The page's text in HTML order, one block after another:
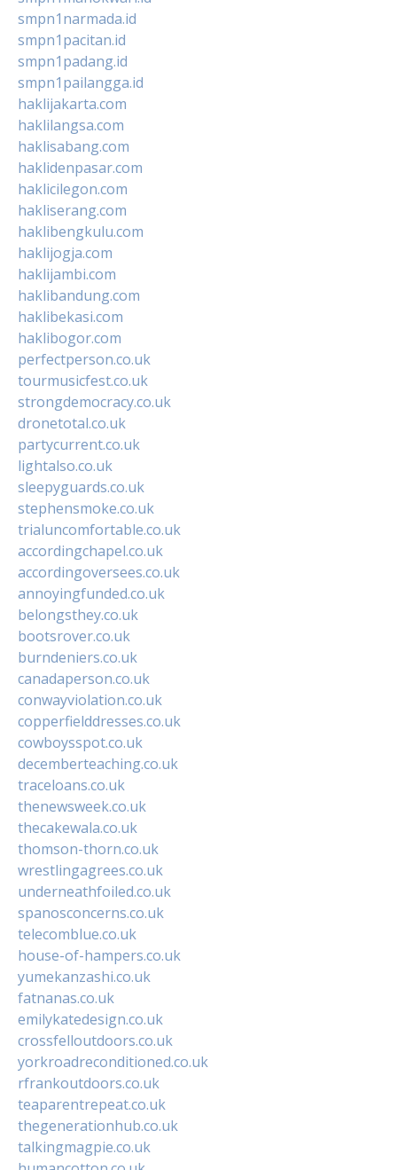
smpn1narmada.id
smpn1pacitan.id
smpn1padang.id
smpn1pailangga.id
haklijakarta.com
haklilangsa.com
haklisabang.com
haklidenpasar.com
haklicilegon.com
hakliserang.com
haklibengkulu.com
haklijogja.com
haklijambi.com
haklibandung.com
haklibekasi.com
haklibogor.com
perfectperson.co.uk
tourmusicfest.co.uk
strongdemocracy.co.uk
dronetotal.co.uk
partycurrent.co.uk
lightalso.co.uk
sleepyguards.co.uk
stephensmoke.co.uk
trialuncomfortable.co.uk
accordingchapel.co.uk
accordingoversees.co.uk
annoyingfunded.co.uk
belongsthey.co.uk
bootsrover.co.uk
burndeniers.co.uk
canadaperson.co.uk
conwayviolation.co.uk
copperfielddresses.co.uk
cowboysspot.co.uk
decemberteaching.co.uk
traceloans.co.uk
thenewsweek.co.uk
thecakewala.co.uk
thomson-thorn.co.uk
wrestlingagrees.co.uk
underneathfoiled.co.uk
spanosconcerns.co.uk
telecomblue.co.uk
house-of-hampers.co.uk
yumekanzashi.co.uk
fatnanas.co.uk
emilykatedesign.co.uk
crossfelloutdoors.co.uk
yorkroadreconditioned.co.uk
rfrankoutdoors.co.uk
teaparentrepeat.co.uk
thegenerationhub.co.uk
talkingmagpie.co.uk